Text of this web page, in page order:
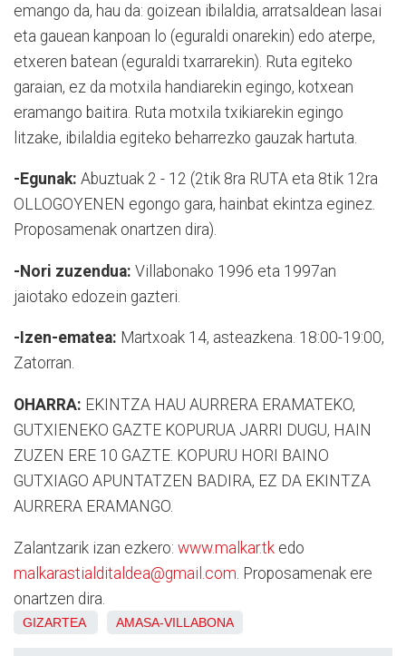
emango da, hau da: goizean ibilaldia, arratsaldean lasai
eta gauean kanpoan lo (eguraldi onarekin) edo aterpe,
etxeren batean (eguraldi txarrarekin). Ruta egiteko
garaian, ez da motxila handiarekin egingo, kotxean
eramango baitira. Ruta motxila txikiarekin egingo
litzake, ibilaldia egiteko beharrezko gauzak hartuta.
-Egunak: Abuztuak 2 - 12 (2tik 8ra RUTA eta 8tik 12ra
OLLOGOYENEN egongo gara, hainbat ekintza eginez.
Proposamenak onartzen dira).
-Nori zuzendua: Villabonako 1996 eta 1997an
jaiotako edozein gazteri.
-Izen-ematea: Martxoak 14, asteazkena. 18:00-19:00,
Zatorran.
OHARRA: EKINTZA HAU AURRERA ERAMATEKO,
GUTXIENEKO GAZTE KOPURUA JARRI DUGU, HAIN
ZUZEN ERE 10 GAZTE. KOPURU HORI BAINO
GUTXIAGO APUNTATZEN BADIRA, EZ DA EKINTZA
AURRERA ERAMANGO.
Zalantzarik izan ezkero: www.malkar.tk edo
malkarastialditaldea@gmail.com . Proposamenak ere
onartzen dira.
GIZARTEA AMASA-VILLABONA